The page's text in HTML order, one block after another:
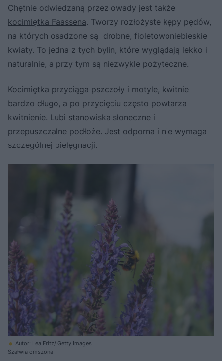
Chętnie odwiedzaną przez owady jest także
kocimiętka Faassena. Tworzy rozłożyste kępy pędów,
na których osadzone są drobne, fioletowoniebieskie
kwiaty. To jedna z tych bylin, które wyglądają lekko i
naturalnie, a przy tym są niezwykle pożyteczne.
Kocimiętka przyciąga pszczoły i motyle, kwitnie
bardzo długo, a po przycięciu często powtarza
kwitnienie. Lubi stanowiska słoneczne i
przepuszczalne podłoże. Jest odporna i nie wymaga
szczególnej pielęgnacji.
Autor: Lea Fritz/ Getty Images
Szałwia omszona